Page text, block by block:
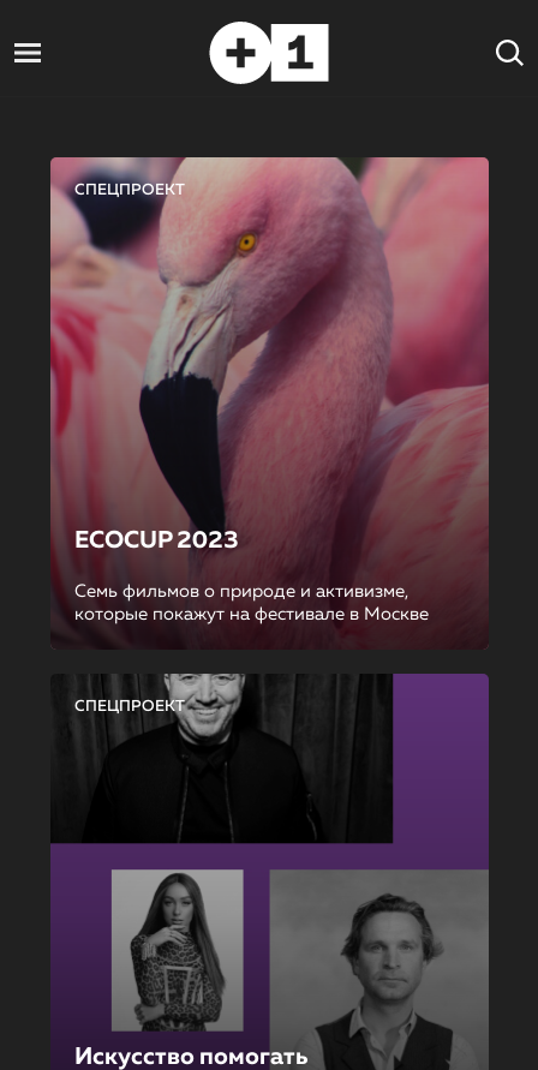
СПЕЦПРОЕКТ
ECOCUP 2023
Семь фильмов о природе и активизме,
которые покажут на фестивале в Москве
СПЕЦПРОЕКТ
Искусство помогать